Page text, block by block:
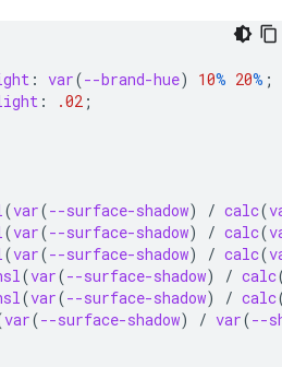
: var(--brand-hue) 10% 20% ;
: .02 ;
(var(--surface-shadow) / calc(
(var(--surface-shadow) / calc(
(var(--surface-shadow) / calc(
(var(--surface-shadow) / calc
(var(--surface-shadow) / calc
var(--surface-shadow) / var(--